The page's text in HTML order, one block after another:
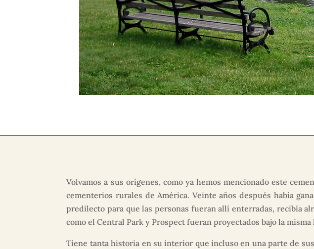
Volvamos a sus orígenes, como ya hemos mencionado este
cementerios rurales de América. Veinte años después había
predilecto para que las personas fueran allí enterradas, recibía
como el Central Park y Prospect fueran proyectados bajo la
Tiene tanta historia en su interior que incluso en una parte de